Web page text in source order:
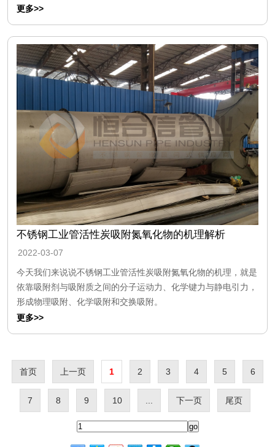
更多>>
不锈钢工业管活性炭吸附氮氧化物的机理解析
2022-03-07
今天我们来说说不锈钢工业管活性炭吸附氮氧化物的机理，就是
依靠吸附剂与吸附质之间的分子运动力、化学键力与静电引力，
形成物理吸附、化学吸附和交换吸附。
更多>>
首页 上一页 1 2 3 4 5 6
7 8 9 10 ... 下一页 尾页